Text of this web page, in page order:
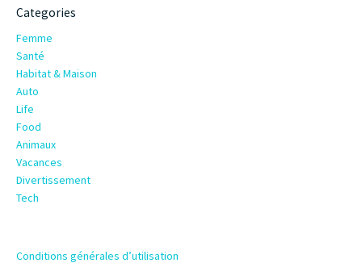
Categories
Femme
Santé
Habitat & Maison
Auto
Life
Food
Animaux
Vacances
Divertissement
Tech
Conditions générales d’utilisation